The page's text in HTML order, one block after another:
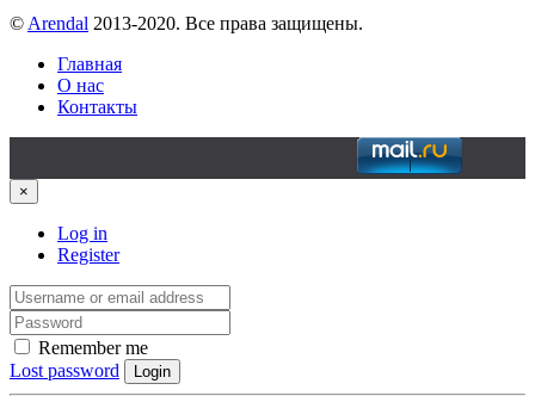
© Arendal 2013-2020. Все права защищены.
Главная
О нас
Контакты
×
Log in
Register
Remember me
Lost password
Login